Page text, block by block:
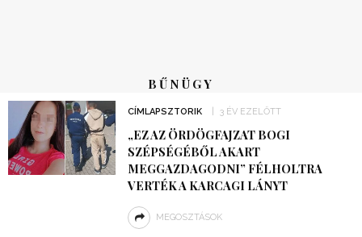
BŰNÜGY
CÍMLAPSZTORIK 3 ÉV EZELŐTT
„EZ AZ ÖRDÖGFAJZAT BOGI
SZÉPSÉGÉBŐL AKART
MEGGAZDAGODNI” FÉLHOLTRA
VERTÉK A KARCAGI LÁNYT
MEGOSZTÁSOK